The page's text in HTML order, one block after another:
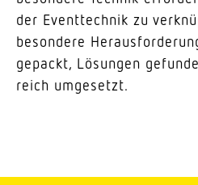
der Event­technik zu
besondere
gepackt, Lösungen
reich umgesetzt.